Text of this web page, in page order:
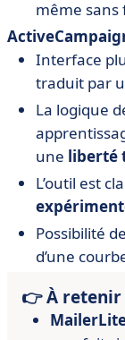
même
Interface
traduit par
La logique
une liberté
L’outil est
Possibilité
d’une
👉 À retenir